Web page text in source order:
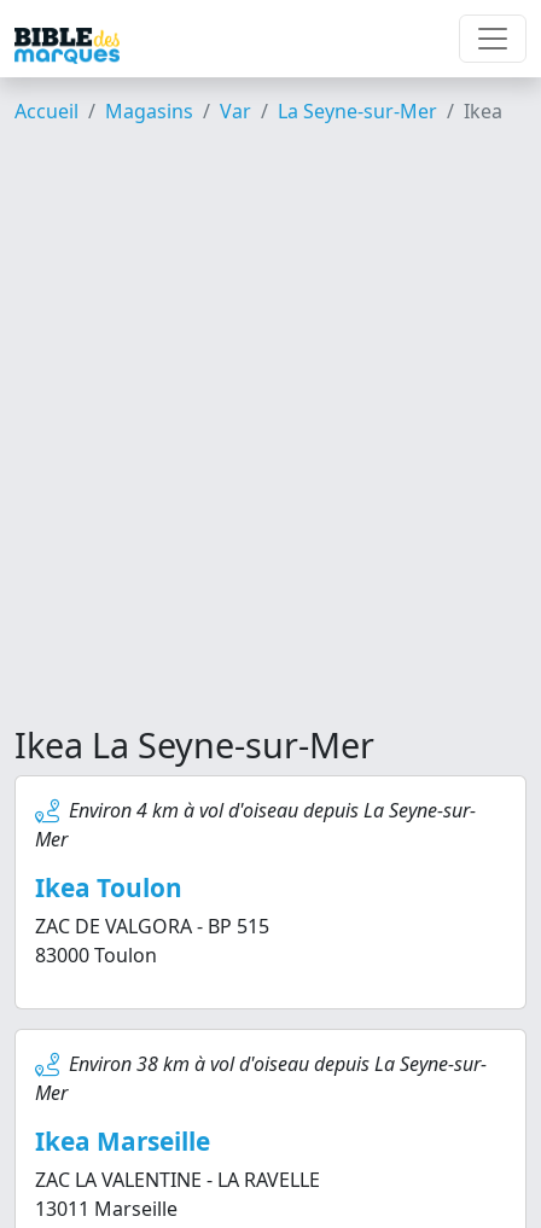
Accueil Magasins Var La Seyne-sur-Mer Ikea
Ikea La Seyne-sur-Mer
Environ 4 km à vol d'oiseau depuis La Seyne-sur-
Mer
Ikea Toulon
ZAC DE VALGORA - BP 515
83000 Toulon
Environ 38 km à vol d'oiseau depuis La Seyne-sur-
Mer
Ikea Marseille
ZAC LA VALENTINE - LA RAVELLE
13011 Marseille